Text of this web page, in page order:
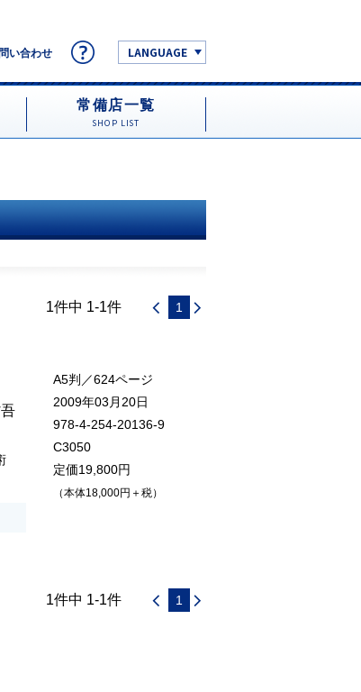
い合わせ LANGUAGE
常備店一覧
SHOP LIST
1件中 1-1件 1
A5判／624ページ
2009年03月20日
978-4-254-20136-9
C3050
定価19,800円
（本体18,000円＋税）
1件中 1-1件 1